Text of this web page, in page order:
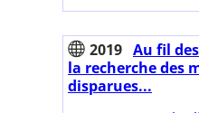
2019 Au fil
la recherche des
disparues...